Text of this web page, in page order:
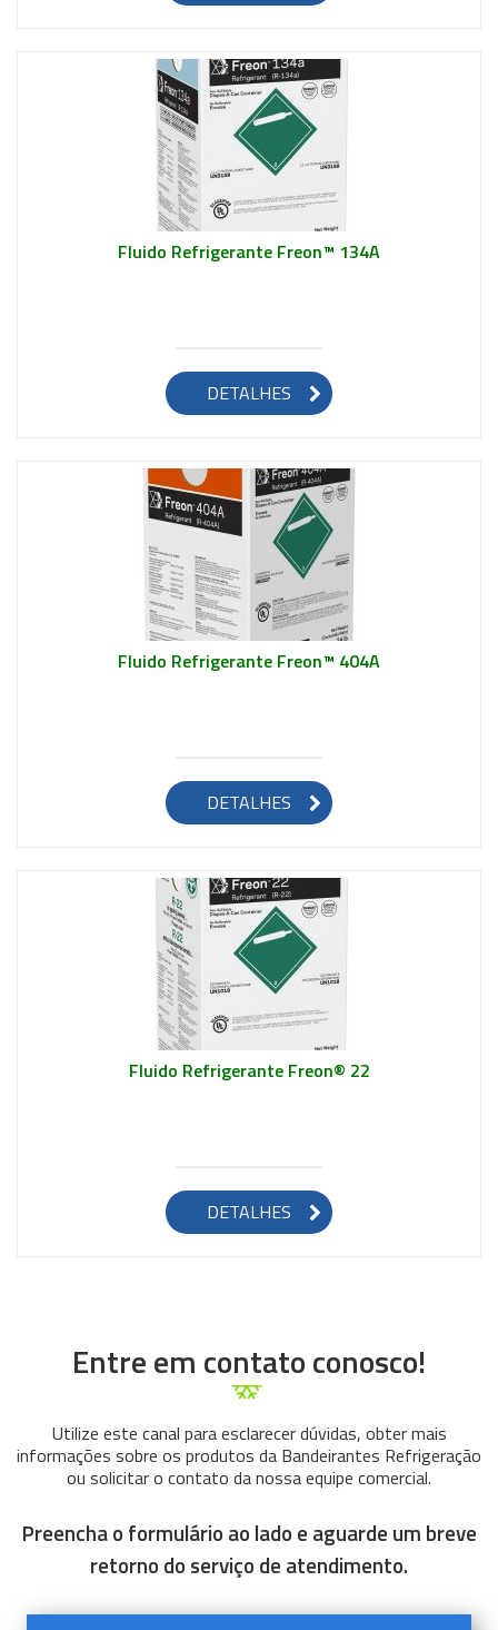
Fluido Refrigerante Freon™ 134A
DETALHES
Saiba mais
Fluido Refrigerante Freon™ 404A
DETALHES
Saiba mais
Fluido Refrigerante Freon® 22
DETALHES
Entre em contato conosco!
Utilize este canal para esclarecer dúvidas, obter mais
informações sobre os produtos da Bandeirantes Refrigeração
ou solicitar o contato da nossa equipe comercial.
Preencha o formulário ao lado e aguarde um breve
retorno do serviço de atendimento.